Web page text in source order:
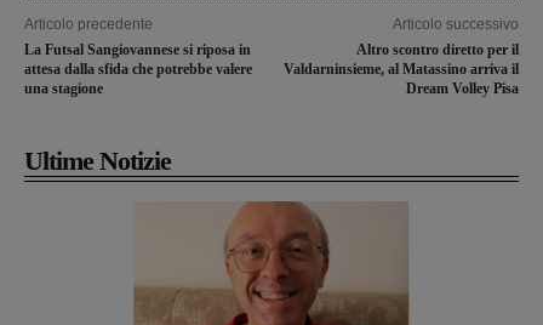
Articolo precedente
La Futsal Sangiovannese si riposa in
attesa dalla sfida che potrebbe valere
una stagione
Articolo successivo
Altro scontro diretto per il
Valdarninsieme, al Matassino arriva il
Dream Volley Pisa
Ultime Notizie